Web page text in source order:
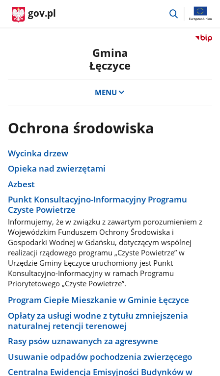
gov.pl
przejdź
Przejdź
Gmina
Łęczyce
MENU
Ochrona środowiska
Wycinka drzew
Opieka nad zwierzętami
Azbest
Punkt Konsultacyjno-Informacyjny Programu
Czyste Powietrze
Informujemy, że w związku z zawartym porozumieniem z
Wojewódzkim Funduszem Ochrony Środowiska i
Gospodarki Wodnej w Gdańsku, dotyczącym wspólnej
realizacji rządowego programu „Czyste Powietrze” w
Urzędzie Gminy Łęczyce uruchomiony jest Punkt
Konsultacyjno-Informacyjny w ramach Programu
Priorytetowego „Czyste Powietrze”.
Program Ciepłe Mieszkanie w Gminie Łęczyce
Opłaty za usługi wodne z tytułu zmniejszenia
naturalnej retencji terenowej
Rasy psów uznawanych za agresywne
Usuwanie odpadów pochodzenia zwierzęcego
Centralna Ewidencja Emisyjności Budynków w